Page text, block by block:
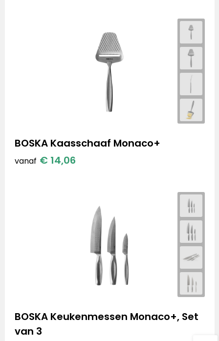
BOSKA Kaasschaaf Monaco+
vanaf € 14,06
BOSKA Keukenmessen Monaco+, Set
van 3